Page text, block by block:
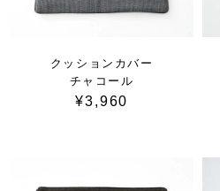
クッションカバー
チャコール
¥3,960